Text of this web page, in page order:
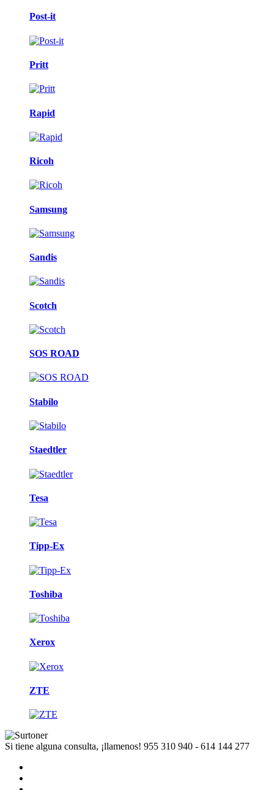
Post-it
Pritt
Rapid
Ricoh
Samsung
Sandis
Scotch
SOS ROAD
Stabilo
Staedtler
Tesa
Tipp-Ex
Toshiba
Xerox
ZTE
Si tiene alguna consulta, ¡llamenos! 955 310 940 - 614 144 277